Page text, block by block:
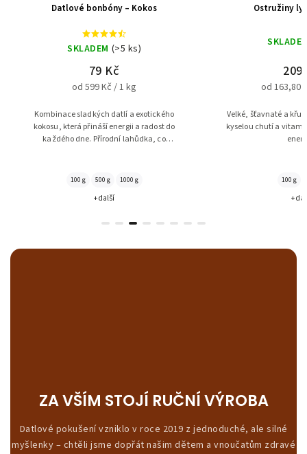
Datlové bonbóny – Kokos
SKLADEM (>5 ks)
79 Kč
od 599 Kč / 1 kg
Kombinace sladkých datlí a exotického
kokosu, která přináší energii a radost do
každého dne. Přírodní lahůdka, co
100 g 500 g 1000 g
+ další
Ostružiny
209
od 163,80
Velké, šťavnaté a
kyselou chutí a
100 g
+
ZA VŠÍM STOJÍ RUČNÍ VÝROBA
Datlové pokušení vzniklo v roce 2019 z jednoduché, ale silné
myšlenky – chtěli jsme dopřát našim dětem a vnoučatům zdravé